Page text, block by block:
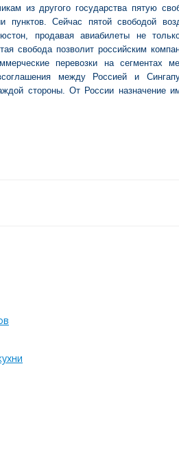
из другого государства пятую
пунктов. Сейчас пятой свободой
продавая авиабилеты не
свобода позволит российским
перевозки на сегментах
между Россией и
стороны. От России назначение